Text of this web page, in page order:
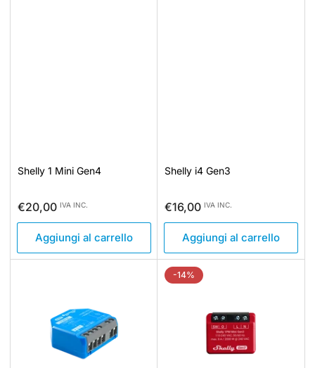
Shelly 1 Mini Gen4
Prezzo
standard
€20,00 IVA INC.
Aggiungi al carrello
Shelly i4 Gen3
Prezzo
standard
€16,00 IVA INC.
Aggiungi al carrello
-14%